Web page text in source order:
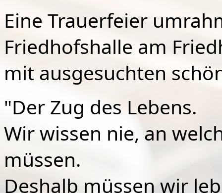
Eine Trauerfeier
Friedhofshalle am
mit ausgesuchten
"Der Zug des Lebens.
Wir wissen nie, an
müssen.
Deshalb müssen wir